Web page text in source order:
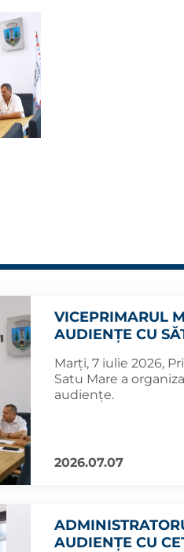
VICEPRIMARUL
AUDIENȚE CU
Marți, 7 iulie 2026,
Satu Mare a
audiențe.
2026.07.07
AUDIENȚE CU